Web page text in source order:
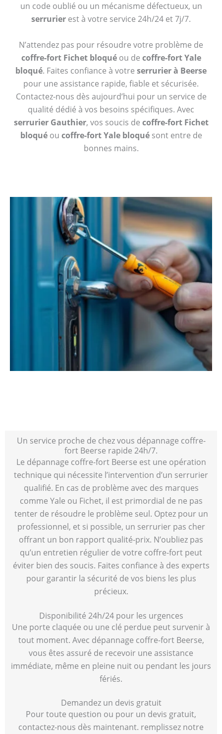
un code oublié ou un mécanisme défectueux, un
serrurier est à votre service 24h/24 et 7j/7.
N’attendez pas pour résoudre votre problème de
coffre-fort Fichet bloquéou de coffre-fort Yale
bloqué. Faites confiance à votre serrurier à Beerse
pour une assistance rapide, fiable et sécurisée.
Contactez-nous dès aujourd’hui pour un service de
qualité dédié à vos besoins spécifiques. Avec
serrurier Gauthier, vos soucis de coffre-fort Fichet
bloquéou coffre-fort Yale bloquésont entre de
bonnes mains.
Un service proche de chez vous dépannage coffre-
fort Beerse rapide 24h/7.
Le dépannage coffre-fort Beerse est une opération
technique qui nécessite l’intervention d’un serrurier
qualifié. En cas de problème avec des marques
comme Yale ou Fichet, il est primordial de ne pas
tenter de résoudre le problème seul. Optez pour un
professionnel, et si possible, un serrurier pas cher
offrant un bon rapport qualité-prix. N’oubliez pas
qu’un entretien régulier de votre coffre-fort peut
éviter bien des soucis. Faites confiance à des experts
pour garantir la sécurité de vos biens les plus
précieux.
Disponibilité 24h/24 pour les urgences
Une porte claquée ou une clé perdue peut survenir à
tout moment. Avec dépannage coffre-fort Beerse,
vous êtes assuré de recevoir une assistance
immédiate, même en pleine nuit ou pendant les jours
fériés.
Demandez un devis gratuit
Pour toute question ou pour un devis gratuit,
contactez-nous dès maintenant. remplissez notre